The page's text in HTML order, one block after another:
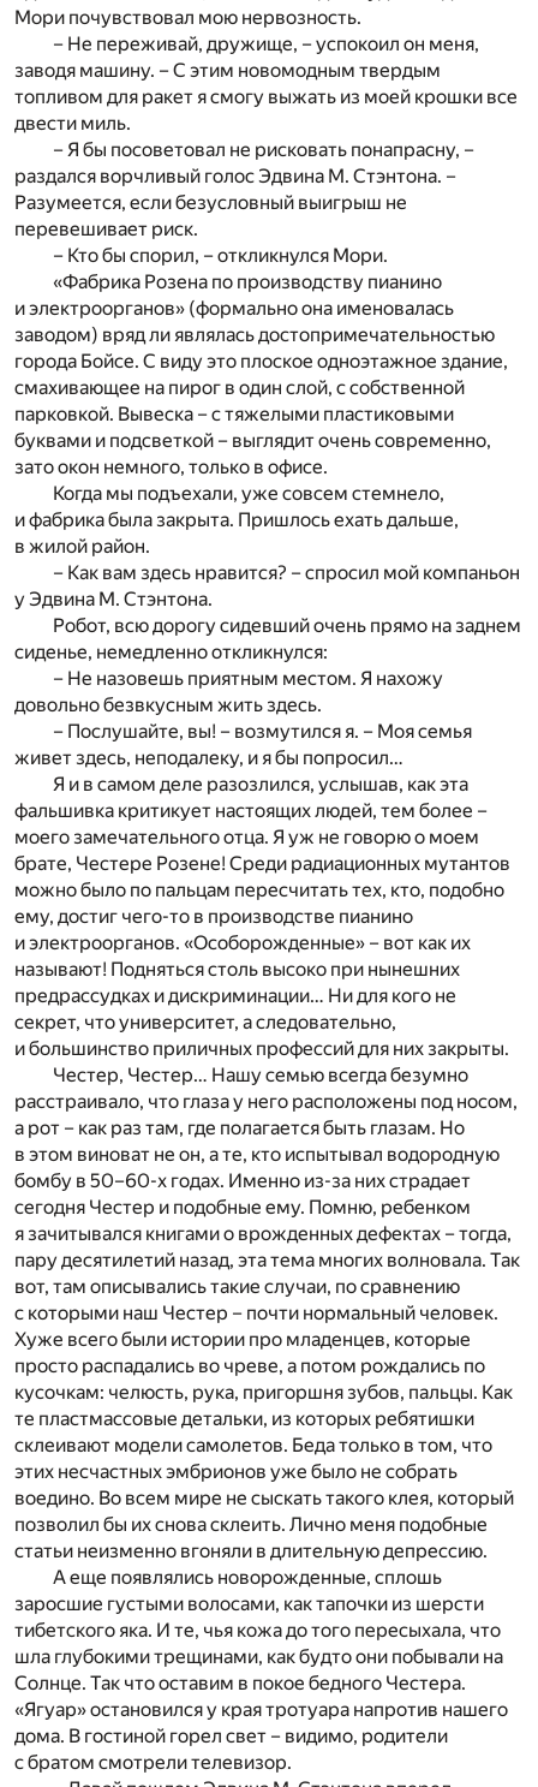
Мори почувствовал мою нервозность.
– Не переживай, дружище, – успокоил он меня,
заводя машину. – С этим новомодным твердым
топливом для ракет я смогу выжать из моей крошки все
двести миль.
– Я бы посоветовал не рисковать понапрасну, –
раздался ворчливый голос Эдвина М. Стэнтона. –
Разумеется, если безусловный выигрыш не
перевешивает риск.
– Кто бы спорил, – откликнулся Мори.
«Фабрика Розена по производству пианино
и электроорганов» (формально она именовалась
заводом) вряд ли являлась достопримечательностью
города Бойсе. С виду это плоское одноэтажное здание,
смахивающее на пирог в один слой, с собственной
парковкой. Вывеска – с тяжелыми пластиковыми
буквами и подсветкой – выглядит очень современно,
зато окон немного, только в офисе.
Когда мы подъехали, уже совсем стемнело,
и фабрика была закрыта. Пришлось ехать дальше,
в жилой район.
– Как вам здесь нравится? – спросил мой компаньон
у Эдвина М. Стэнтона.
Робот, всю дорогу сидевший очень прямо на заднем
сиденье, немедленно откликнулся:
– Не назовешь приятным местом. Я нахожу
довольно безвкусным жить здесь.
– Послушайте, вы! – возмутился я. – Моя семья
живет здесь, неподалеку, и я бы попросил…
Я и в самом деле разозлился, услышав, как эта
фальшивка критикует настоящих людей, тем более –
моего замечательного отца. Я уж не говорю о моем
брате, Честере Розене! Среди радиационных мутантов
можно было по пальцам пересчитать тех, кто, подобно
ему, достиг чего-то в производстве пианино
и электроорганов. «Особорожденные» – вот как их
называют! Подняться столь высоко при нынешних
предрассудках и дискриминации… Ни для кого не
секрет, что университет, а следовательно,
и большинство приличных профессий для них закрыты.
Честер, Честер… Нашу семью всегда безумно
расстраивало, что глаза у него расположены под носом,
а рот – как раз там, где полагается быть глазам. Но
в этом виноват не он, а те, кто испытывал водородную
бомбу в 50–60-х годах. Именно из-за них страдает
сегодня Честер и подобные ему. Помню, ребенком
я зачитывался книгами о врожденных дефектах – тогда,
пару десятилетий назад, эта тема многих волновала. Так
вот, там описывались такие случаи, по сравнению
с которыми наш Честер – почти нормальный человек.
Хуже всего были истории про младенцев, которые
просто распадались во чреве, а потом рождались по
кусочкам: челюсть, рука, пригоршня зубов, пальцы. Как
те пластмассовые детальки, из которых ребятишки
склеивают модели самолетов. Беда только в том, что
этих несчастных эмбрионов уже было не собрать
воедино. Во всем мире не сыскать такого клея, который
позволил бы их снова склеить. Лично меня подобные
статьи неизменно вгоняли в длительную депрессию.
А еще появлялись новорожденные, сплошь
заросшие густыми волосами, как тапочки из шерсти
тибетского яка. И те, чья кожа до того пересыхала, что
шла глубокими трещинами, как будто они побывали на
Солнце. Так что оставим в покое бедного Честера.
«Ягуар» остановился у края тротуара напротив нашего
дома. В гостиной горел свет – видимо, родители
с братом смотрели телевизор.